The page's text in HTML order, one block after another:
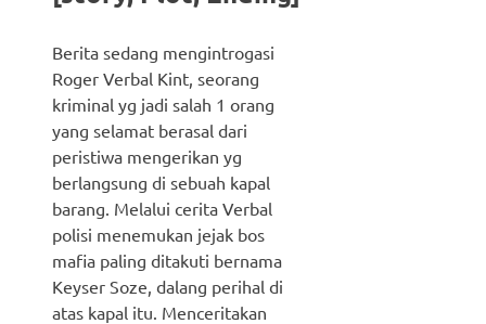
Berita sedang mengintrogasi
Roger Verbal Kint, seorang
kriminal yg jadi salah 1 orang
yang selamat berasal dari
peristiwa mengerikan yg
berlangsung di sebuah kapal
barang. Melalui cerita Verbal
polisi menemukan jejak bos
mafia paling ditakuti bernama
Keyser Soze, dalang perihal di
atas kapal itu. Menceritakan